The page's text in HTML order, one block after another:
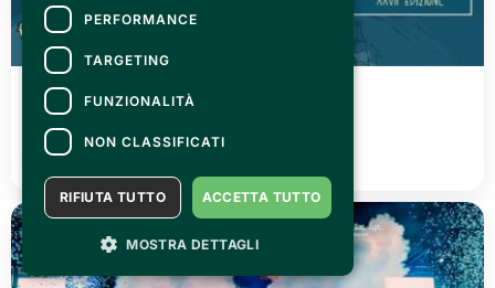
FRIDAY 03 JULY 2026
Canelli città del Vino 2026
READ ALL
PERFORMANCE
TARGETING
FUNZIONALITÀ
NON CLASSIFICATI
ACCETTA TUTTO
RIFIUTA TUTTO
MOSTRA DETTAGLI